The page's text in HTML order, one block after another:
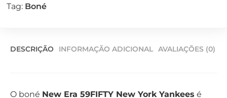
Tag: Boné
DESCRIÇÃO INFORMAÇÃO ADICIONAL AVALIAÇÕES (0)
O boné New Era 59FIFTY New York Yankees é